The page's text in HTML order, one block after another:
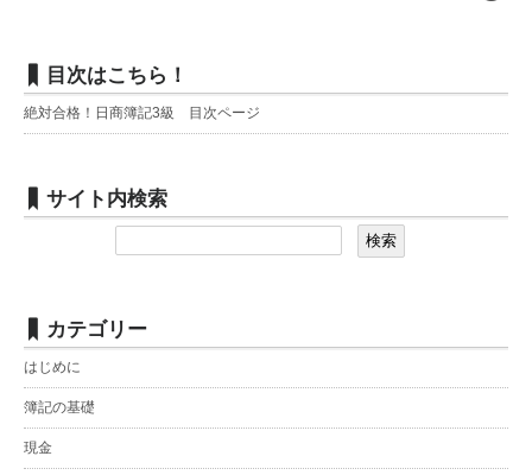
目次はこちら！
絶対合格！日商簿記3級 目次ページ
サイト内検索
カテゴリー
はじめに
簿記の基礎
現金